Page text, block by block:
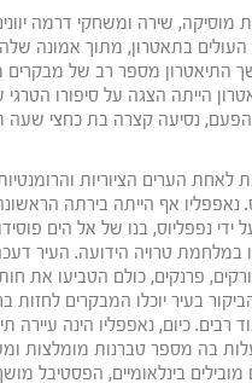
מושבים, ואירח הופעות מוסיקה, שירה
בתאטרון, מתוך אמונה
התיאטרון מספר רב של
נסיעה קצרה בת כחצי שעה
הערים הציוריות והרומנטיות
נאפפליו אף הייתה בירתה
על ידי נפפליוס, בנו של אל
במלחמת טרויה הידועה. העיר
פרנקים, כולם הטביעו את
בעיר יוכלו המבקרים לחזות
כיום, נאפפליו הינה עיירה
בה מספר טברנות מומלצות
בינלאומיים, הפסטיבל